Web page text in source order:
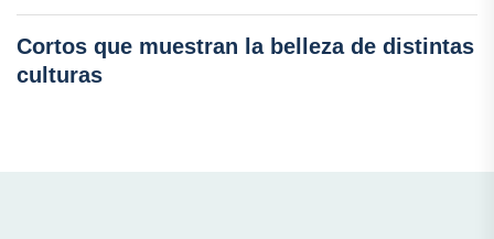
Cortos que muestran la belleza de distintas
culturas